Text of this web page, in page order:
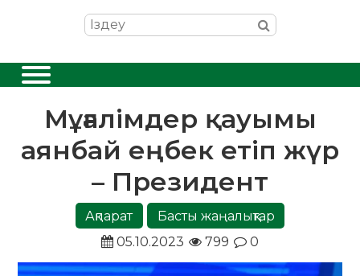
Мұғалімдер қауымы
аянбай еңбек етіп жүр
– Президент
Ақпарат
Басты жаңалықтар
05.10.2023
799 0